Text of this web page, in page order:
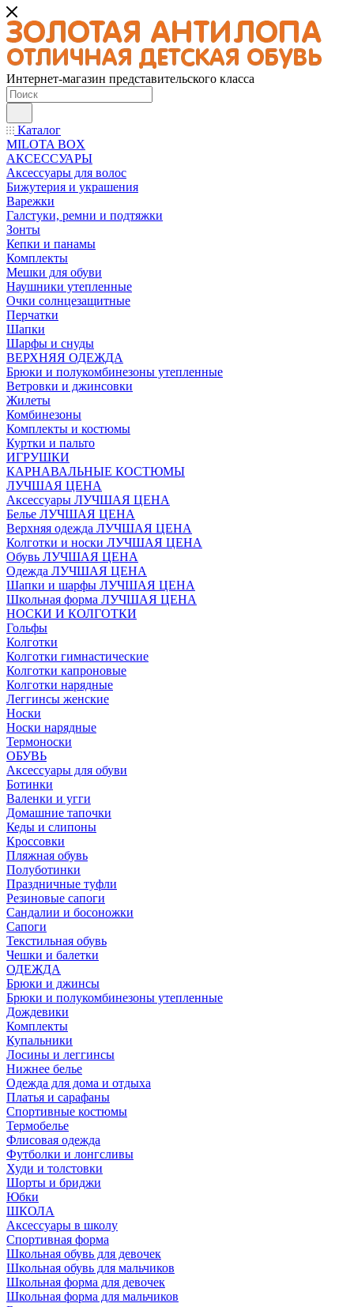
Интернет-магазин представительского класса
Каталог
MILOTA BOX
АКСЕССУАРЫ
Аксессуары для волос
Бижутерия и украшения
Варежки
Галстуки, ремни и подтяжки
Зонты
Кепки и панамы
Комплекты
Мешки для обуви
Наушники утепленные
Очки солнцезащитные
Перчатки
Шапки
Шарфы и снуды
ВЕРХНЯЯ ОДЕЖДА
Брюки и полукомбинезоны утепленные
Ветровки и джинсовки
Жилеты
Комбинезоны
Комплекты и костюмы
Куртки и пальто
ИГРУШКИ
КАРНАВАЛЬНЫЕ КОСТЮМЫ
ЛУЧШАЯ ЦЕНА
Аксессуары ЛУЧШАЯ ЦЕНА
Белье ЛУЧШАЯ ЦЕНА
Верхняя одежда ЛУЧШАЯ ЦЕНА
Колготки и носки ЛУЧШАЯ ЦЕНА
Обувь ЛУЧШАЯ ЦЕНА
Одежда ЛУЧШАЯ ЦЕНА
Шапки и шарфы ЛУЧШАЯ ЦЕНА
Школьная форма ЛУЧШАЯ ЦЕНА
НОСКИ И КОЛГОТКИ
Гольфы
Колготки
Колготки гимнастические
Колготки капроновые
Колготки нарядные
Леггинсы женские
Носки
Носки нарядные
Термоноски
ОБУВЬ
Аксессуары для обуви
Ботинки
Валенки и угги
Домашние тапочки
Кеды и слипоны
Кроссовки
Пляжная обувь
Полуботинки
Праздничные туфли
Резиновые сапоги
Сандалии и босоножки
Сапоги
Текстильная обувь
Чешки и балетки
ОДЕЖДА
Брюки и джинсы
Брюки и полукомбинезоны утепленные
Дождевики
Комплекты
Купальники
Лосины и леггинсы
Нижнее белье
Одежда для дома и отдыха
Платья и сарафаны
Спортивные костюмы
Термобелье
Флисовая одежда
Футболки и лонгсливы
Худи и толстовки
Шорты и бриджи
Юбки
ШКОЛА
Аксессуары в школу
Спортивная форма
Школьная обувь для девочек
Школьная обувь для мальчиков
Школьная форма для девочек
Школьная форма для мальчиков